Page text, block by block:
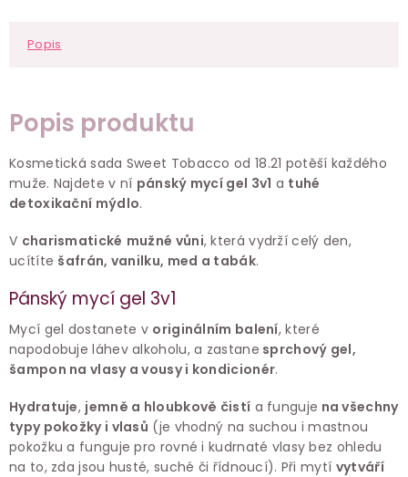
Popis
Popis produktu
Kosmetická sada Sweet Tobacco od 18.21 potěší každého
muže. Najdete v ní pánský mycí gel 3v1 a tuhé
detoxikační mýdlo.
V charismatické mužné vůni, která vydrží celý den,
ucítíte šafrán, vanilku, med a tabák.
Pánský mycí gel 3v1
Mycí gel dostanete v originálním balení, které
napodobuje láhev alkoholu, a zastane sprchový gel,
šampon na vlasy a vousy i kondicionér.
Hydratuje, jemně a hloubkově čistí a funguje na všechny
typy pokožky i vlasů (je vhodný na suchou i mastnou
pokožku a funguje pro rovné i kudrnaté vlasy bez ohledu
na to, zda jsou husté, suché či řídnoucí). Při mytí vytváří